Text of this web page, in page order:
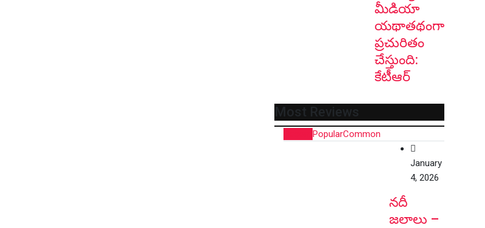
మీడియా
యథాతథంగా
ప్రచురితం
చేస్తుంది:
కేటీఆర్
Most Reviews
PopularCommon
January
4, 2026
నదీ
జలాలు –